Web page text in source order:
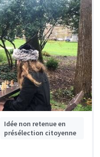
Idée non retenue en
présélection citoyenne